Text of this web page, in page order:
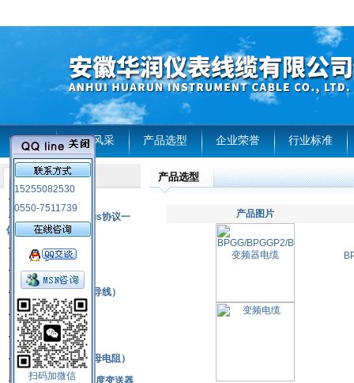
首页 企业风采 产品选型 企业荣誉 行业标准
15255082530
0550-7511739
扫码加微信
产品列表
RS485通讯modbus协议一
体化现场智能仪表
热电偶
压力式温度计
热电偶补偿电缆（导线）
振动传感器
热电阻
铂热电阻元件（云母电阻）
SBW系列一体化温度变送器
产品选型
产品图片